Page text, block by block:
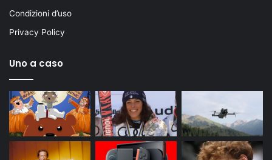
Condizioni d’uso
Privacy Policy
Uno a caso